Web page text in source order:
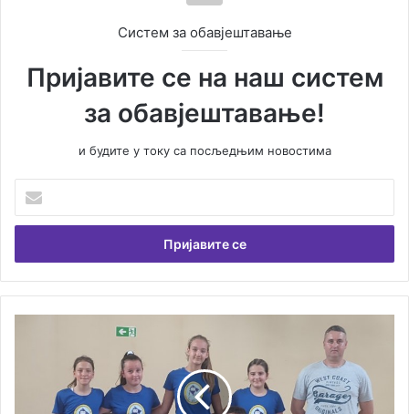
Систем за обавјештавање
Пријавите се на наш систем
за обавјештавање!
и будите у току са посљедњим новостима
Вашу
емаил